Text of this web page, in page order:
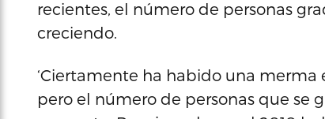
recientes, el número de personas
creciendo.
‘Ciertamente ha habido una
pero el número de personas que se